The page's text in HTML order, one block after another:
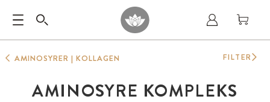
AMINOSYRER | KOLLAGEN
AMINOSYRE KOMPLEKS
FILTER